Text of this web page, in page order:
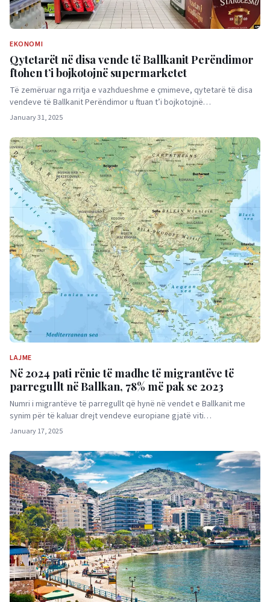
EKONOMI
Qytetarët në disa vende të Ballkanit Perëndimor
ftohen t’i bojkotojnë supermarketet
Të zemëruar nga rritja e vazhdueshme e çmimeve, qytetarë të disa
vendeve të Ballkanit Perëndimor u ftuan t’i bojkotojnë…
January 31, 2025
LAJME
Në 2024 pati rënie të madhe të migrantëve të
parregullt në Ballkan, 78% më pak se 2023
Numri i migrantëve të parregullt që hynë në vendet e Ballkanit me
synim për të kaluar drejt vendeve europiane gjatë viti…
January 17, 2025